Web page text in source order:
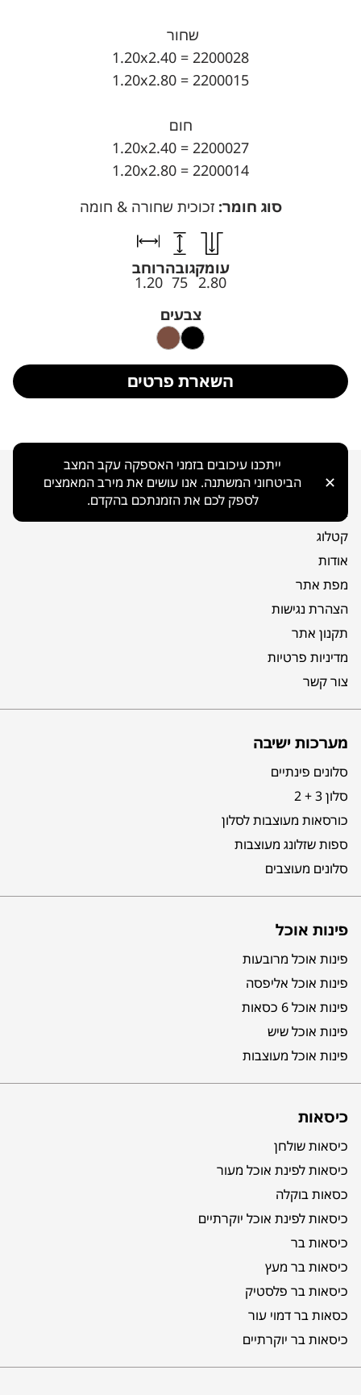
ייתכנו עיכובים בזמני האספקה עקב המצב
הביטחוני המשתנה. אנו עושים את מירב המאמצים
לספק לכם את הזמנתכם בהקדם.
✕
שחור
1.20x2.40 = 2200028
1.20x2.80 = 2200015
חום
1.20x2.40 = 2200027
1.20x2.80 = 2200014
סוג חומר:זכוכית שחורה & חומה
עומק
2.80
גובה
75
רוחב
1.20
צבעים
השארת פרטים
ניווט כללי
בית
קטלוג
אודות
מפת אתר
הצהרת נגישות
תקנון אתר
מדיניות פרטיות
צור קשר
מערכות ישיבה
סלונים פינתיים
סלון 3 + 2
כורסאות מעוצבות לסלון
ספות שזלונג מעוצבות
סלונים מעוצבים
פינות אוכל
פינות אוכל מרובעות
פינות אוכל אליפסה
פינות אוכל 6 כסאות
פינות אוכל שיש
פינות אוכל מעוצבות
כיסאות
כיסאות שולחן
כיסאות לפינת אוכל מעור
כסאות בוקלה
כיסאות לפינת אוכל יוקרתיים
כיסאות בר
כיסאות בר מעץ
כיסאות בר פלסטיק
כסאות בר דמוי עור
כיסאות בר יוקרתיים